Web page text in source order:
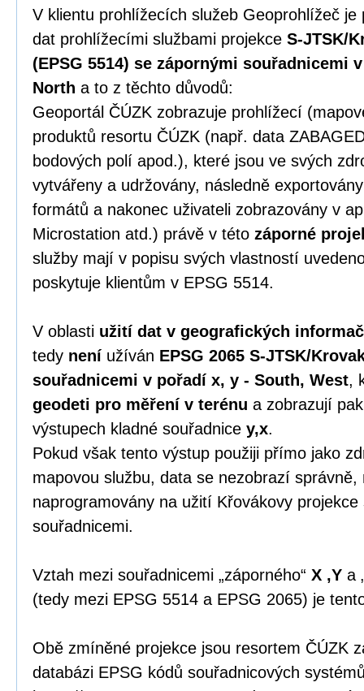
V klientu prohlížecích služeb Geoprohlížeč je
dat prohlížecími službami projekce S-JTSK/
(EPSG 5514) se zápornými souřadnicemi
North a to z těchto důvodů:
Geoportál ČÚZK zobrazuje prohlížecí
produktů resortu ČÚZK (např. data
bodových polí apod.), které jsou ve svých
vytvářeny a udržovány, následně
formátů a nakonec uživateli zobrazovány v
Microstation atd.) právě v této záporné
služby mají v popisu svých vlastností
poskytuje klientům v EPSG 5514.
V oblasti užití dat v geografických
tedy není užíván EPSG 2065 S-JTSK/
souřadnicemi v pořadí x, y - South, West,
geodeti pro měření v terénu a zobrazují
výstupech kladné souřadnice y,x.
Pokud však tento výstup použiji přímo jako
mapovou službu, data se nezobrazí
naprogramovány na užití Křovákovy projekce
souřadnicemi.
Vztah mezi souřadnicemi „záporného“ X ,Y a
(tedy mezi EPSG 5514 a EPSG 2065) je
Obě zmíněné projekce jsou resortem ČÚZK
databázi EPSG kódů souřadnicových